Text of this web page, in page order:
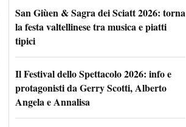
San Giùen & Sagra dei Sciatt 2026: torna
la festa valtellinese tra musica e piatti
tipici
Il Festival dello Spettacolo 2026: info e
protagonisti da Gerry Scotti, Alberto
Angela e Annalisa